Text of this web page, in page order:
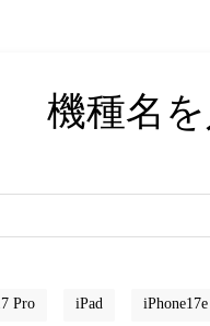
機種名
Pro iPad iPhone17e